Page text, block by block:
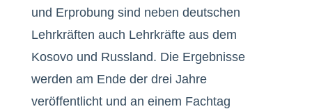
und Erprobung sind neben deutschen
Lehrkräften auch Lehrkräfte aus dem
Kosovo und Russland. Die Ergebnisse
werden am Ende der drei Jahre
veröffentlicht und an einem Fachtag